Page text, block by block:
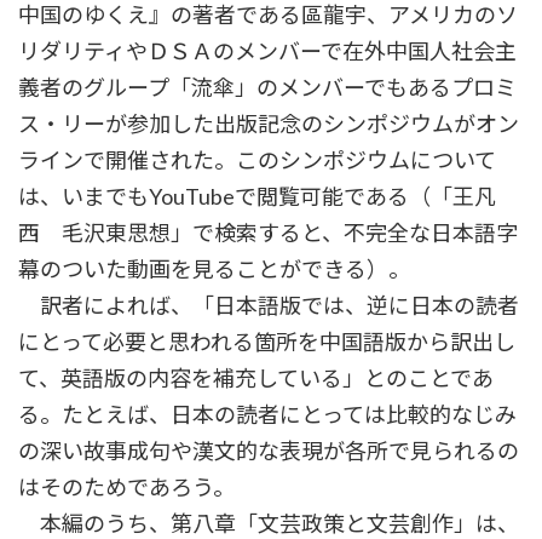
中国のゆくえ』の著者である區龍宇、アメリカのソ
リダリティやＤＳＡのメンバーで在外中国人社会主
義者のグループ「流傘」のメンバーでもあるプロミ
ス・リーが参加した出版記念のシンポジウムがオン
ラインで開催された。このシンポジウムについて
は、いまでもYouTubeで閲覧可能である（「王凡
西 毛沢東思想」で検索すると、不完全な日本語字
幕のついた動画を見ることができる）。
訳者によれば、「日本語版では、逆に日本の読者
にとって必要と思われる箇所を中国語版から訳出し
て、英語版の内容を補充している」とのことであ
る。たとえば、日本の読者にとっては比較的なじみ
の深い故事成句や漢文的な表現が各所で見られるの
はそのためであろう。
本編のうち、第八章「文芸政策と文芸創作」は、